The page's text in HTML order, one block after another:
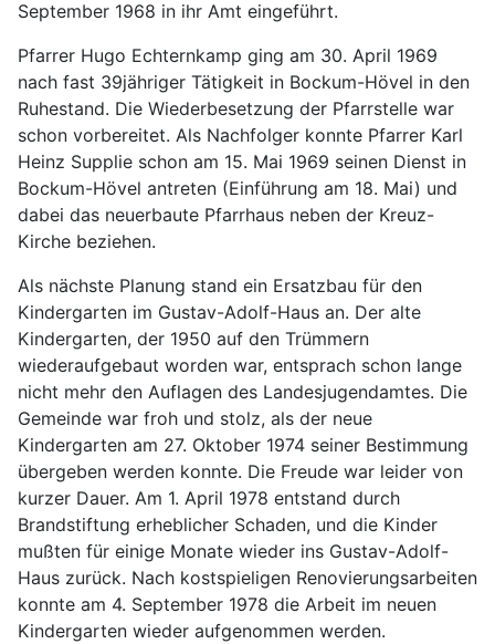
September 1968 in ihr Amt eingeführt.
Pfarrer Hugo Echternkamp ging am 30. April 1969
nach fast 39jähriger Tätigkeit in Bockum-Hövel in den
Ruhestand. Die Wiederbesetzung der Pfarrstelle war
schon vorbereitet. Als Nachfolger konnte Pfarrer Karl
Heinz Supplie schon am 15. Mai 1969 seinen Dienst in
Bockum-Hövel antreten (Einführung am 18. Mai) und
dabei das neuerbaute Pfarrhaus neben der Kreuz-
Kirche beziehen.
Als nächste Planung stand ein Ersatzbau für den
Kindergarten im Gustav-Adolf-Haus an. Der alte
Kindergarten, der 1950 auf den Trümmern
wiederaufgebaut worden war, entsprach schon lange
nicht mehr den Auflagen des Landesjugendamtes. Die
Gemeinde war froh und stolz, als der neue
Kindergarten am 27. Oktober 1974 seiner Bestimmung
übergeben werden konnte. Die Freude war leider von
kurzer Dauer. Am 1. April 1978 entstand durch
Brandstiftung erheblicher Schaden, und die Kinder
mußten für einige Monate wieder ins Gustav-Adolf-
Haus zurück. Nach kostspieligen Renovierungsarbeiten
konnte am 4. September 1978 die Arbeit im neuen
Kindergarten wieder aufgenommen werden.